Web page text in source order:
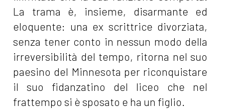
La trama è, insieme, disarmante ed
eloquente: una ex scrittrice divorziata,
senza tener conto in nessun modo della
irreversibilità del tempo, ritorna nel suo
paesino del Minnesota per riconquistare
il suo fidanzatino del liceo che nel
frattempo si è sposato e ha un figlio.